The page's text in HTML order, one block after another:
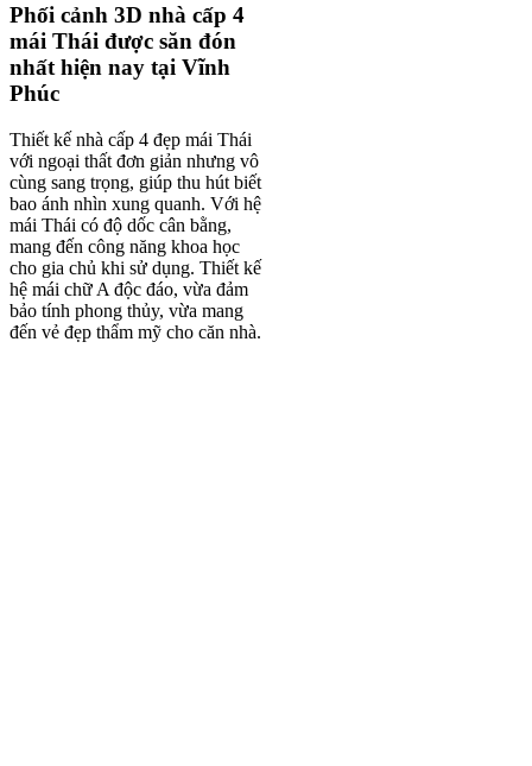
Phối cảnh 3D nhà cấp 4
mái Thái được săn đón
nhất hiện nay tại Vĩnh
Phúc
Thiết kế nhà cấp 4 đẹp mái Thái
với ngoại thất đơn giản nhưng vô
cùng sang trọng, giúp thu hút biết
bao ánh nhìn xung quanh. Với hệ
mái Thái có độ dốc cân bằng,
mang đến công năng khoa học
cho gia chủ khi sử dụng. Thiết kế
hệ mái chữ A độc đáo, vừa đảm
bảo tính phong thủy, vừa mang
đến vẻ đẹp thẩm mỹ cho căn nhà.